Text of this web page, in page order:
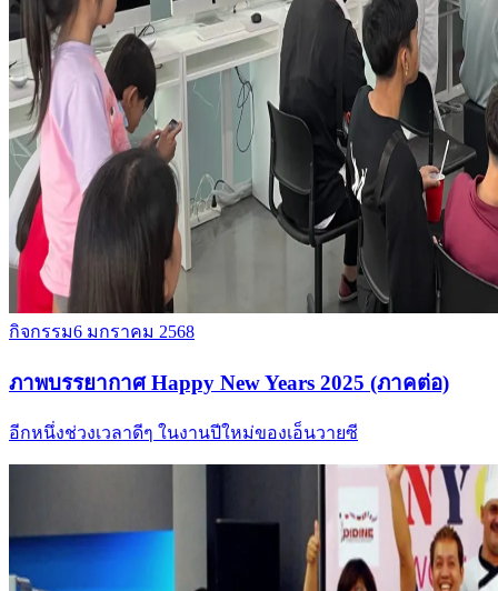
กิจกรรม6 มกราคม 2568
ภาพบรรยากาศ Happy New Years 2025 (ภาคต่อ)
อีกหนึ่งช่วงเวลาดีๆ ในงานปีใหม่ของเอ็นวายซี